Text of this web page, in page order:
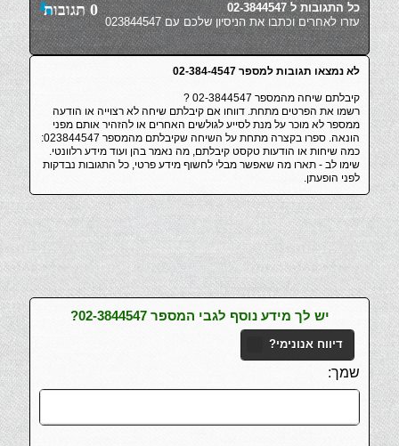
0 תגובות
כל התגובות ל 02-3844547
עזרו לאחרים וכתבו את הניסיון שלכם עם 023844547
לא נמצאו תגובות למספר 02-384-4547
קיבלתם שיחה מהמספר 02-3844547 ?
רשמו את הפרטים מתחת. דווחו אם קיבלתם שיחה לא רצוייה או הודעה
ממספר לא מוכר על מנת לסייע לגולשים האחרים או להזהיר אותם מפני
הונאה. ספרו בקצרה מתחת על השיחה שקיבלתם מהמספר 023844547:
כמה שיחות או הודעות טקסט קיבלתם, מה נאמר בהן ועוד מידע רלוונטי.
שימו לב - תארו מה שאפשר מבלי לחשוף מידע פרטי, כל התגובות נבדקות
לפני הופעתן.
יש לך מידע נוסף לגבי המספר 02-3844547?
דיווח אנונימי?
שמך: